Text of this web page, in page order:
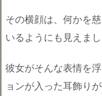
その横顔は、何かを
いるようにも見えまし
彼女がそんな表情を
ョンが入った耳飾り